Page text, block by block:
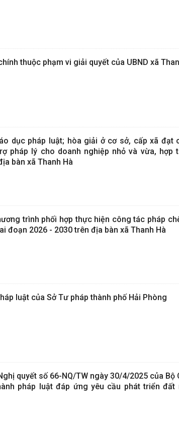
thuộc phạm vi giải quyết của UBND xã
dục pháp luật; hòa giải ở cơ sở, cấp xã đạt
pháp lý cho doanh nghiệp nhỏ và vừa, hợp
bàn xã Thanh Hà
trình phối hợp thực hiện công tác pháp
đoạn 2026 - 2030 trên địa bàn xã Thanh Hà
luật của Sở Tư pháp thành phố Hải Phòng
quyết số 66-NQ/TW ngày 30/4/2025 của Bộ
pháp luật đáp ứng yêu cầu phát triển đất